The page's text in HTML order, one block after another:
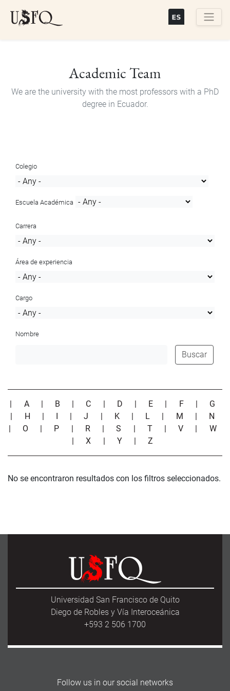
Academic Team
We are the university with the most professors with a PhD
degree in Ecuador.
Colegio
Escuela Académica
Carrera
Área de experiencia
Cargo
Nombre
Buscar
| A | B | C | D | E | F | G
| H | I |J | K | L | M | N
| O | P | R |S | T |V | W
|X | Y |Z
No se encontraron resultados con los filtros seleccionados.
Universidad San Francisco de Quito
Diego de Robles y Vía Interoceánica
+593 2 506 1700
Follow us in our social networks